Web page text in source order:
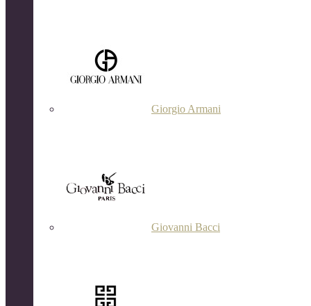
Giorgio Armani
Giovanni Bacci